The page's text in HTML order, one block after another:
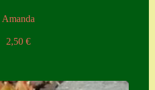
Amanda
2,50 €